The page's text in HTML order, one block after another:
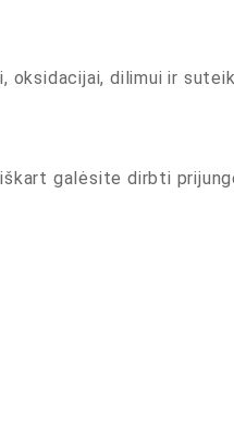
oksidacijai, dilimui ir
galėsite dirbti